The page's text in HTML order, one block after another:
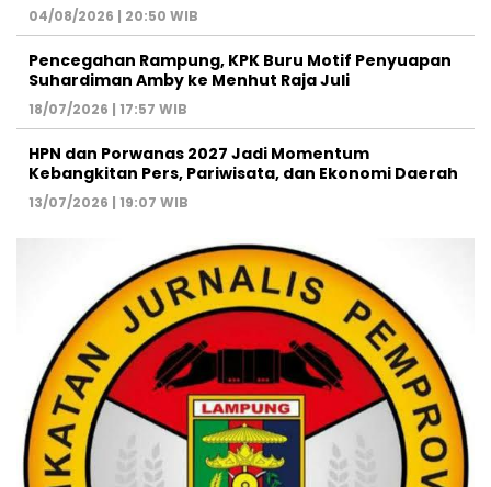
04/08/2026 | 20:50 WIB
Pencegahan Rampung, KPK Buru Motif Penyuapan
Suhardiman Amby ke Menhut Raja Juli
18/07/2026 | 17:57 WIB
HPN dan Porwanas 2027 Jadi Momentum
Kebangkitan Pers, Pariwisata, dan Ekonomi Daerah
13/07/2026 | 19:07 WIB